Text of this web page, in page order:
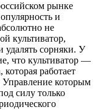
рынке
и
не
культиватор,
удалять сорняки. У
что культиватор —
работает
Управление которым
силу только